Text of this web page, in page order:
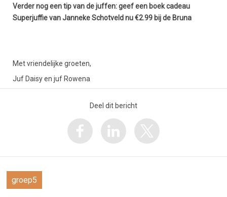
Verder nog een tip van de juffen: geef een boek cadeau
Superjuffie van Janneke Schotveld nu €2.99 bij de Bruna
Met vriendelijke groeten,
Juf Daisy en juf Rowena
Deel dit bericht
groep5